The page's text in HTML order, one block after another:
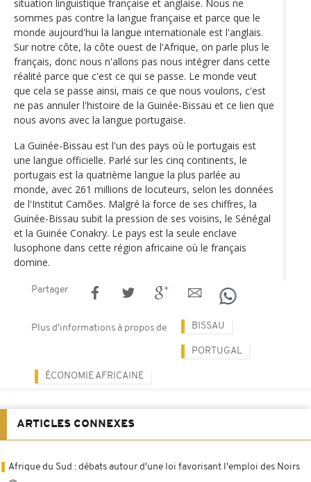
situation linguistique française et anglaise. Nous ne
sommes pas contre la langue française et parce que le
monde aujourd'hui la langue internationale est l'anglais.
Sur notre côte, la côte ouest de l'Afrique, on parle plus le
français, donc nous n'allons pas nous intégrer dans cette
réalité parce que c'est ce qui se passe. Le monde veut
que cela se passe ainsi, mais ce que nous voulons, c'est
ne pas annuler l'histoire de la Guinée-Bissau et ce lien que
nous avons avec la langue portugaise.
La Guinée-Bissau est l'un des pays où le portugais est
une langue officielle. Parlé sur les cinq continents, le
portugais est la quatrième langue la plus parlée au
monde, avec 261 millions de locuteurs, selon les données
de l'Institut Camões. Malgré la force de ses chiffres, la
Guinée-Bissau subit la pression de ses voisins, le Sénégal
et la Guinée Conakry. Le pays est la seule enclave
lusophone dans cette région africaine où le français
domine.
Partager
Plus d'informations à propos de BISSAU
PORTUGAL
ÉCONOMIE AFRICAINE
ARTICLES CONNEXES
Afrique du Sud : débats autour d'une loi favorisant l'emploi des Noirs